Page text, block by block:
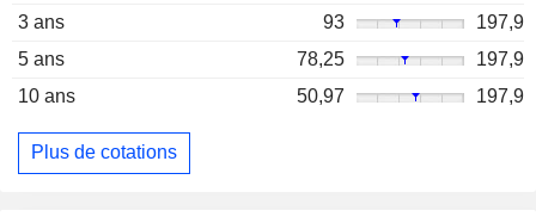
3 ans
93
197,9
5 ans
78,25
197,9
10 ans
50,97 197,9
Plus de cotations